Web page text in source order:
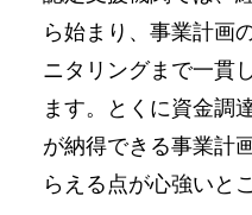
ら始まり、事業計画
ニタリングまで一貫
ます。とくに資金調
が納得できる事業計
らえる点が心強いと